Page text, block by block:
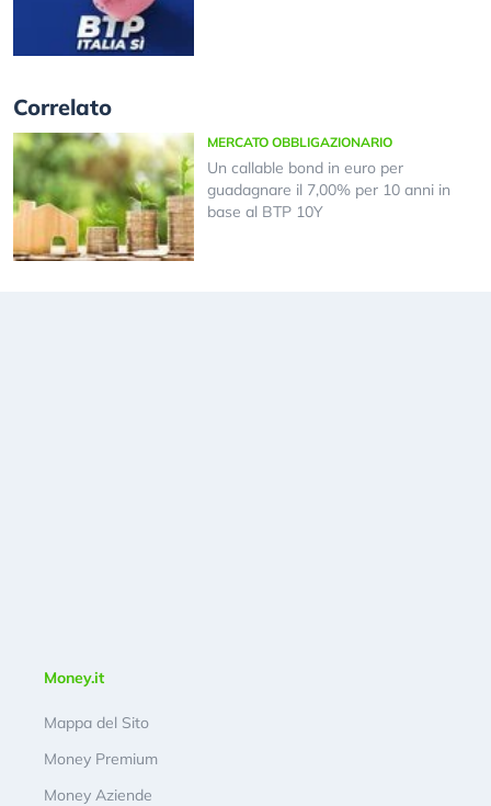
Correlato
MERCATO OBBLIGAZIONARIO
Un callable bond in euro per
guadagnare il 7,00% per 10 anni in
base al BTP 10Y
Money.it
Mappa del Sito
Money Premium
Money Aziende